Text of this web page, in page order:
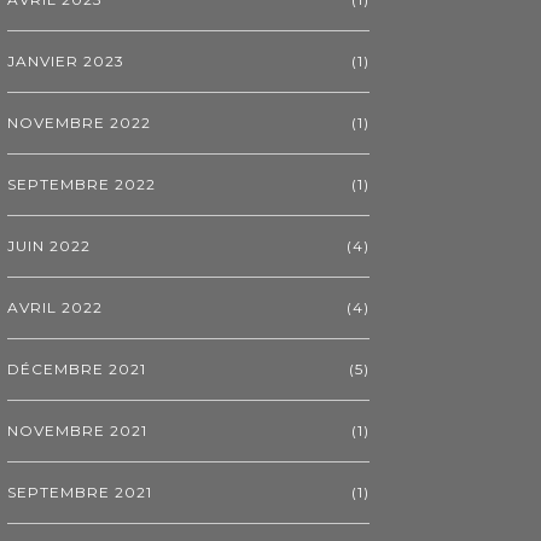
JANVIER 2023 (1)
NOVEMBRE 2022 (1)
SEPTEMBRE 2022 (1)
JUIN 2022 (4)
AVRIL 2022 (4)
DÉCEMBRE 2021 (5)
NOVEMBRE 2021 (1)
SEPTEMBRE 2021 (1)